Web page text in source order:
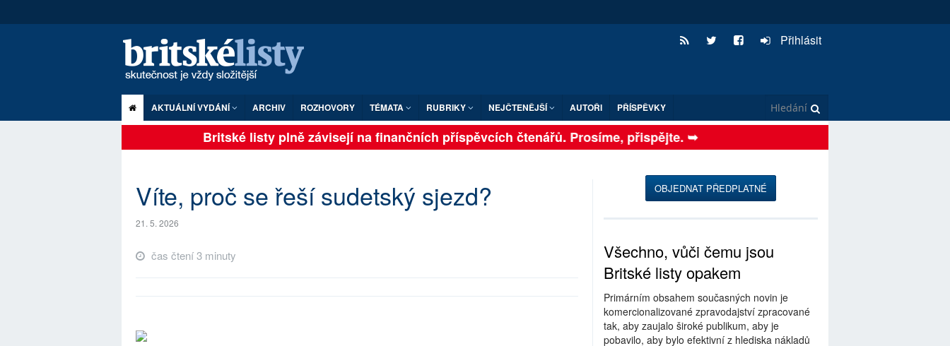
Přihlásit
AKTUÁLNÍ VYDÁNÍ ARCHIV ROZHOVORY TÉMATA RUBRIKY NEJČTENĚJŠÍ AUTOŘI PŘÍSPĚVKY
Britské listy plně závisejí na finančních příspěvcích čtenářů. Prosíme, přispějte. ➥
Víte, proč se řeší sudetský sjezd?
21. 5. 2026
čas čtení 3 minuty
OBJEDNAT PŘEDPLATNÉ
Všechno, vůči čemu jsou
Britské listy opakem
Primárním obsahem současných novin je
komercionalizované zpravodajství zpracované
tak, aby zaujalo široké publikum, aby je
pobavilo, aby bylo efektivní z hlediska nákladů